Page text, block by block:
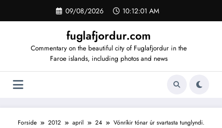
indhold
09/08/2026 10:12:02 AM
fuglafjordur.com
Commentary on the beautiful city of Fuglafjordur in the
Faroe islands, including photos and news
Forside 2012 april 24 Vónríkir tónar úr svartasta tunglyndi.